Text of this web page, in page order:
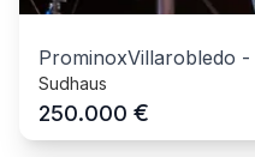
ProminoxVillarobledo -
Sudhaus
250.000 €